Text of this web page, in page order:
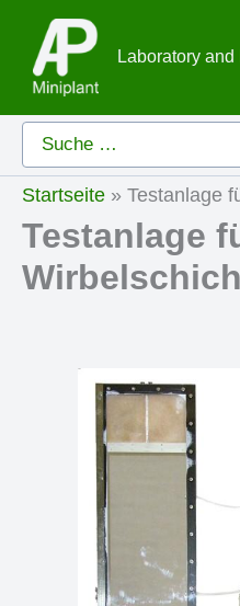
Inhalt
springen
Laboratory
Search
for:
Startseite » Testanlage
Testanlage